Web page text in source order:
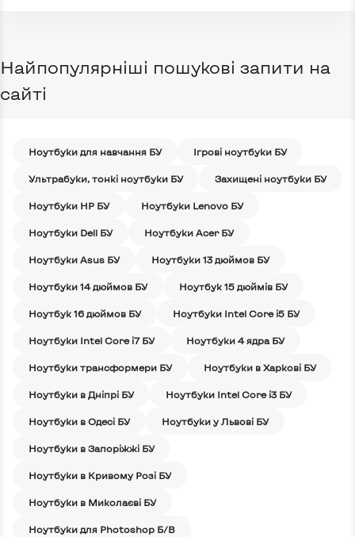
Найпопулярніші пошукові запити на
сайті
Ноутбуки для навчання БУ Iгрові ноутбуки БУ
Ультрабуки, тонкі ноутбуки БУ Захищені ноутбуки БУ
Ноутбуки HP БУ Ноутбуки Lenovo БУ
Ноутбуки Dell БУ Ноутбуки Acer БУ
Ноутбуки Asus БУ Ноутбуки 13 дюймов БУ
Ноутбуки 14 дюймов БУ Ноутбук 15 дюймів БУ
Ноутбук 16 дюймов БУ Ноутбуки Intel Core i5 БУ
Ноутбуки Intel Core i7 БУ Ноутбуки 4 ядра БУ
Ноутбуки трансформери БУ Ноутбуки в Харкові БУ
Ноутбуки в Дніпрі БУ Ноутбуки Intel Core i3 БУ
Ноутбуки в Одесі БУ Ноутбуки у Львові БУ
Ноутбуки в Запоріжжі БУ
Ноутбуки в Кривому Розі БУ
Ноутбуки в Миколаєві БУ
Ноутбуки для Photoshop Б/В